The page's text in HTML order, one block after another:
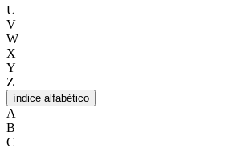
U
V
W
X
Y
Z
índice alfabético
A
B
C